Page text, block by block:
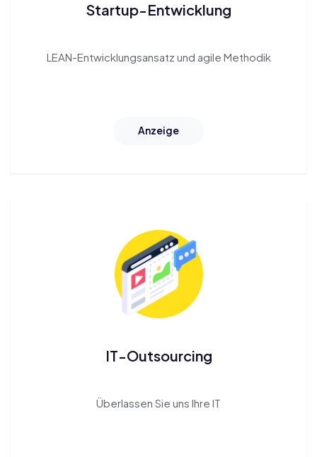
Startup-Entwicklung
LEAN-Entwicklungsansatz und agile Methodik
Anzeige
IT-Outsourcing
Überlassen Sie uns Ihre IT